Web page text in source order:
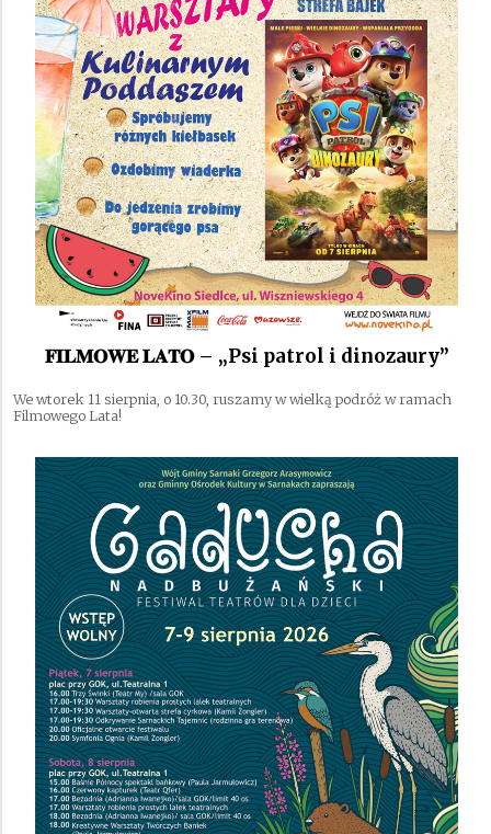
𝐅𝐈𝐋𝐌𝐎𝐖𝐄 𝐋𝐀𝐓𝐎 – „Psi patrol i dinozaury”
We wtorek 11 sierpnia, o 10.30, ruszamy w wielką podróż w ramach
Filmowego Lata!